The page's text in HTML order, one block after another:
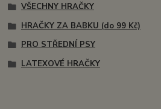
VŠECHNY HRAČKY
HRAČKY ZA BABKU (do 99 Kč)
PRO STŘEDNÍ PSY
LATEXOVÉ HRAČKY